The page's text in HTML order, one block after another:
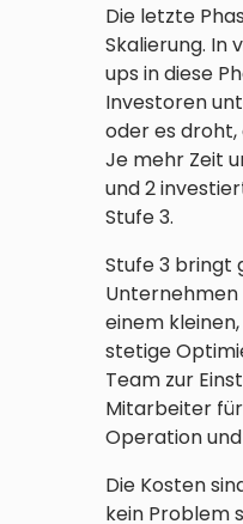
Die letzte
Skalierung. In
ups in diese
Investoren
oder es droht,
Je mehr Zeit
und 2
Stufe 3.
Stufe 3 bringt
Unternehmen
einem
stetige
Team zur
Mitarbeiter
Operation
Die Kosten
kein Problem